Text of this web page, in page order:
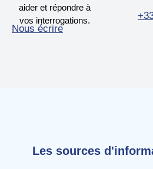
aider et répondre à
vos interrogations.
Nous écrire
Les sources